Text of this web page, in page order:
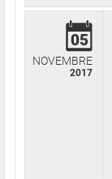
05
NOVEMBRE
2017